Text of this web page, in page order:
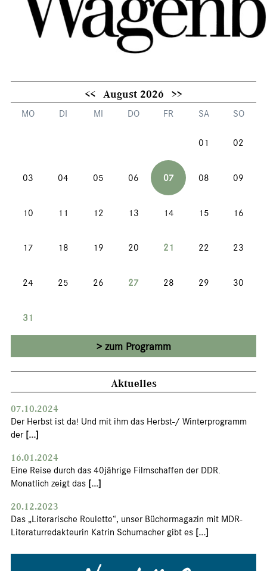
<< August 2026 >>
MO DI MI DO FR SA SO
01 02
03 04 05 06 07 08 09
10 11 12 13 14 15 16
17 18 19 20 21 22 23
24 25 26 27 28 29 30
31
zum Programm
Aktuelles
07.10.2024
Der Herbst ist da! Und mit ihm das Herbst-/ Winterprogramm
der [...]
16.01.2024
Eine Reise durch das 40jährige Filmschaffen der DDR.
Monatlich zeigt das [...]
20.12.2023
Das „Literarische Roulette“, unser Büchermagazin mit MDR-
Literaturredakteurin Katrin Schumacher gibt es [...]